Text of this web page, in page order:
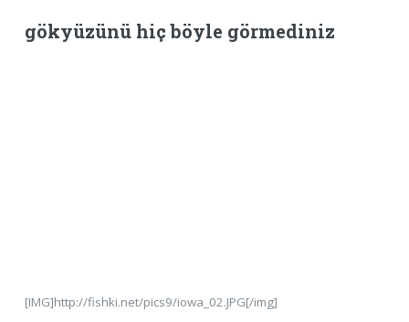
gökyüzünü hiç böyle görmediniz
[IMG]http://fishki.net/pics9/iowa_02.JPG[/img]